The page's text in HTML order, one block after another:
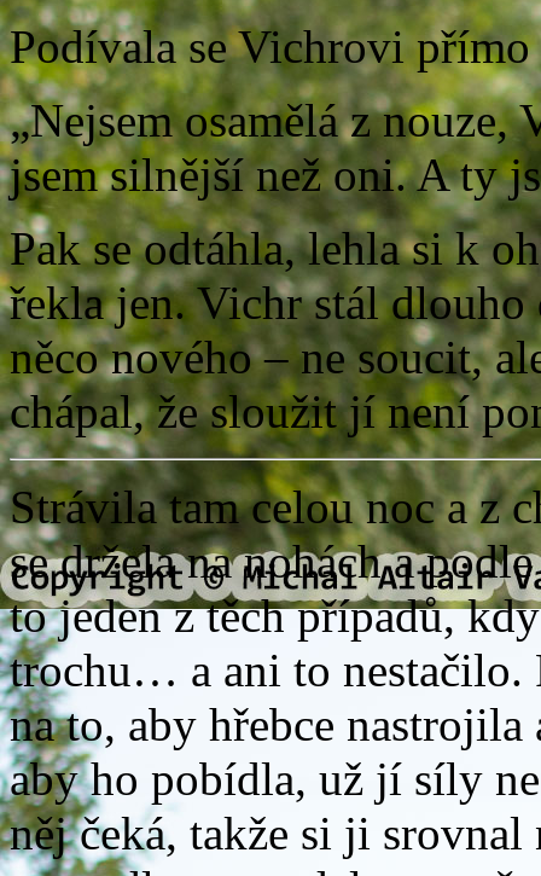
Podívala se Vichrovi
„Nejsem osamělá z nouze,
jsem silnější než oni. A ty
Pak se odtáhla, lehla si k
řekla jen. Vichr stál
něco nového – ne soucit,
chápal, že sloužit jí není
Strávila tam celou noc a z
se držela na nohách a
to jeden z těch případů,
trochu… a ani to nestačilo.
na to, aby hřebce nastrojila
aby ho pobídla, už jí síly
něj čeká, takže si ji srovnal